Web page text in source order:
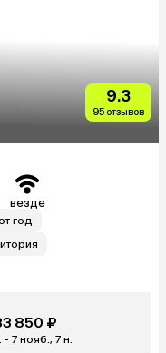
9.3
95 отзывов
везде
год
850 ₽
- 7 нояб., 7 н.